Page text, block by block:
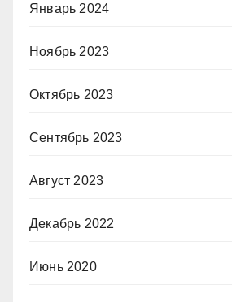
Январь 2024
Ноябрь 2023
Октябрь 2023
Сентябрь 2023
Август 2023
Декабрь 2022
Июнь 2020